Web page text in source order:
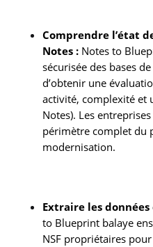
Comprendre l’état
Notes : Notes to
sécurisée des bases
d’obtenir une
activité, complexité et
Notes). Les
périmètre complet du
modernisation.
Extraire les données
to Blueprint balaye
NSF propriétaires